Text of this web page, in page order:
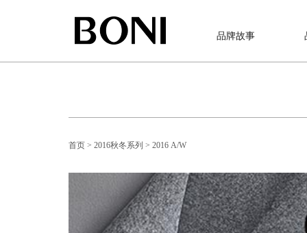
品牌故事
首页 > 2016秋冬系列 > 2016 A/W